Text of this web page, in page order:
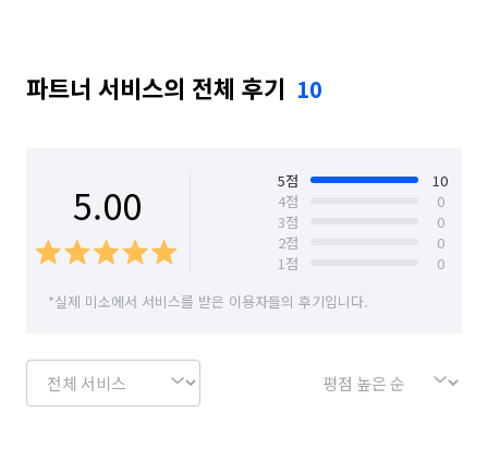
파트너 서비스의 전체 후기 10
5.00 5점
10
4점
0
3점
0
2점
0
1점
0
*실제 미소에서 서비스를 받은 이용자들의 후기입니다.